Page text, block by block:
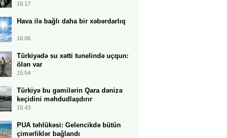
16:17
Hava ilə bağlı daha bir xəbərdarlıq
16:06
Türkiyədə su xətti tunelində uçqun:
ölən var
15:54
Türkiyə bu gəmilərin Qara dənizə
keçidini məhdudlaşdırır
15:43
PUA təhlükəsi: Gelencikdə bütün
çimərliklər bağlandı